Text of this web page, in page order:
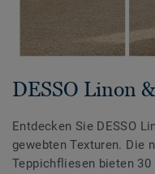
DESSO Linon
Entdecken Sie DESSO
gewebten Texturen. Die
Teppichfliesen bieten